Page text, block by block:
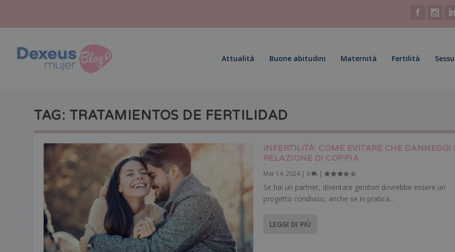
Attualità Buone abitudini Maternità Fertilità
TAG: TRATAMIENTOS DE FERTILIDAD
INFERTILITÀ: COME EVITARE CHE DANNEGGI
RELAZIONE DI COPPIA
Mar 14, 2024| 0 |
Se hai un partner, diventare genitori dovrebbe essere un
progetto condiviso, anche se in pratica...
LEGGI DI PIÙ